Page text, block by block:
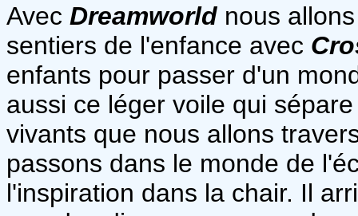
Avec Dreamworld nous
sentiers de l'enfance avec
enfants pour passer d'un
aussi ce léger voile qui
vivants que nous allons
passons dans le monde de
l'inspiration dans la chair. Il